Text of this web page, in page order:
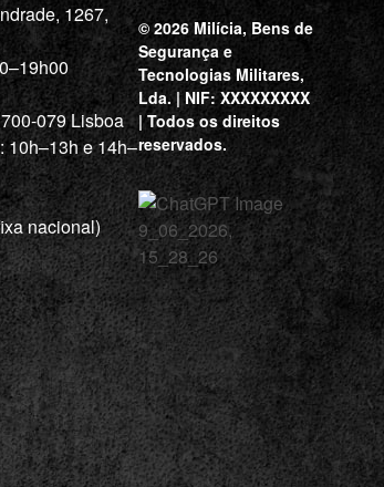
1267,
079 Lisboa
10h–13h e 14h–
nacional)
© 2026 Milícia, Bens de
Segurança e
Tecnologias Militares,
Lda. | NIF: XXXXXXXXX
| Todos os direitos
reservados.